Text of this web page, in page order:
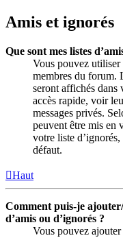
Amis et ignorés
Que sont mes listes
Vous pouvez utiliser
membres du forum.
seront affichés dans
accès rapide, voir
messages privés.
peuvent être mis en
votre liste d’ignorés,
défaut.
Haut
Comment puis-je
d’amis ou d’ignorés ?
Vous pouvez